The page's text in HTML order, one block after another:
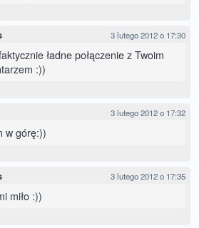
3 lutego 2012 o 17:30
ładne połączenie z Twoim
:))
3 lutego 2012 o 17:32
w górę:))
3 lutego 2012 o 17:35
miło :))